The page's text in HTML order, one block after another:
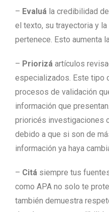
– Evaluá la credibilidad
el texto, su trayectoria y
pertenece. Esto aumenta
– Priorizá artículos
especializados. Este tipo
procesos de validación
información que
prioricés investigaciones
debido a que si son de
información ya haya
– Citá siempre tus
como APA no solo te
también demuestra